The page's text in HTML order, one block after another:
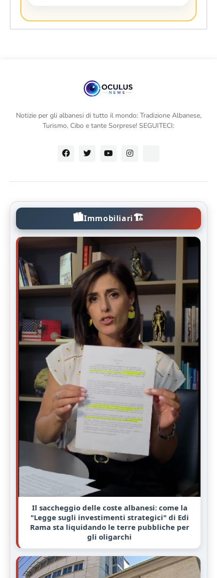
Notizie per gli albanesi di tutto il mondo: Tradizione Albanese,
Turismo, Cibo e tante Sorprese! SEGUITECI:
🏙️Immobiliari🏗️
Il saccheggio delle coste albanesi: come la
"Legge sugli investimenti strategici" di Edi
Rama sta liquidando le terre pubbliche per
gli oligarchi